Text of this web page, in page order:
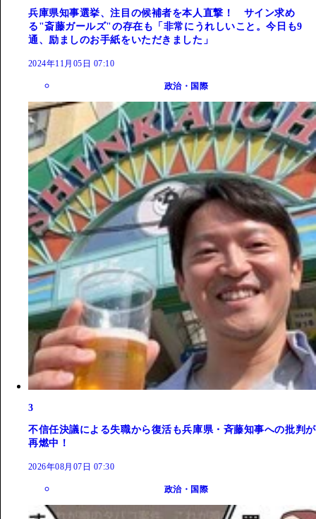
兵庫県知事選挙、注目の候補者を本人直撃！ サイン求め
る"斎藤ガールズ"の存在も「非常にうれしいこと。今日も9
通、励ましのお手紙をいただきました」
2024年11月05日 07:10
政治・国際
3
不信任決議による失職から復活も兵庫県・斉藤知事への批判が
再燃中！
2026年08月07日 07:30
政治・国際